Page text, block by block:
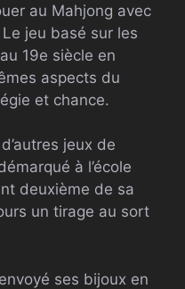
au Mahjong avec
jeu basé sur les
19e siècle en
aspects du
et chance.
jeux de
à l’école
deuxième de sa
un tirage au sort
ses bijoux en